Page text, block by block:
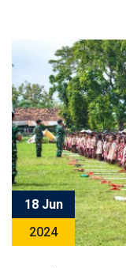
18 Jun
2024